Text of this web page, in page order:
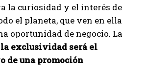
la curiosidad y el interés de
el planeta, que ven en ella
oportunidad de negocio. La
la exclusividad será el
de una promoción